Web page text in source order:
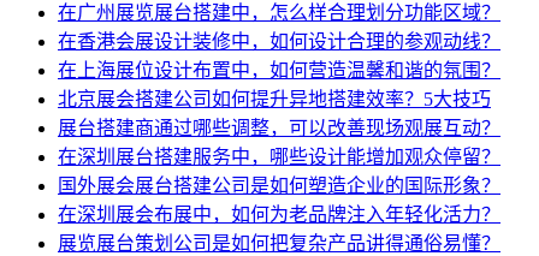
在广州展览展台搭建中，怎么样合理划分功能区域？
在香港会展设计装修中，如何设计合理的参观动线？
在上海展位设计布置中，如何营造温馨和谐的氛围？
北京展会搭建公司如何提升异地搭建效率？5大技巧
展台搭建商通过哪些调整，可以改善现场观展互动？
在深圳展台搭建服务中，哪些设计能增加观众停留？
国外展会展台搭建公司是如何塑造企业的国际形象？
在深圳展会布展中，如何为老品牌注入年轻化活力？
展览展台策划公司是如何把复杂产品讲得通俗易懂？